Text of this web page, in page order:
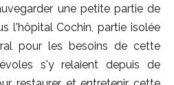
une petite partie de
l'hôpital Cochin, partie isolée
pour les besoins de cette
s'y relaient depuis de